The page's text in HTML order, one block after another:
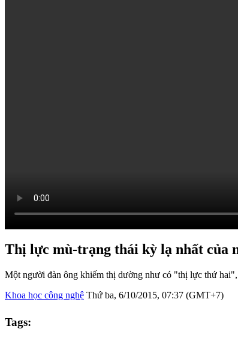
Thị lực mù-trạng thái kỳ lạ nhất của
Một người đàn ông khiếm thị dường như có "thị lực thứ
Khoa học công nghệ Thứ ba, 6/10/2015, 07:37 (GMT+7)
Tags: